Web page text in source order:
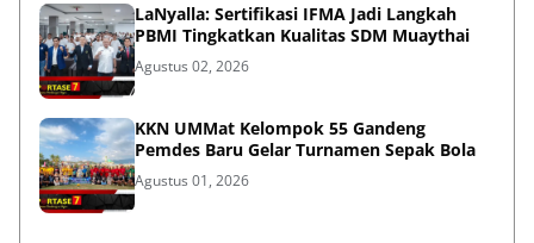
LaNyalla: Sertifikasi IFMA Jadi Langkah
PBMI Tingkatkan Kualitas SDM Muaythai
Agustus 02, 2026
KKN UMMat Kelompok 55 Gandeng
Pemdes Baru Gelar Turnamen Sepak Bola
Agustus 01, 2026